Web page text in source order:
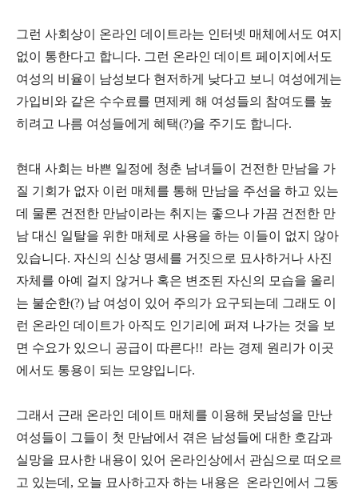
그런 사회상이 온라인 데이트라는 인터넷 매체에서도 여지
없이 통한다고 합니다. 그런 온라인 데이트 페이지에서도
여성의 비율이 남성보다 현저하게 낮다고 보니 여성에게는
가입비와 같은 수수료를 면제케 해 여성들의 참여도를 높
히려고 나름 여성들에게 혜택(?)을 주기도 합니다.
현대 사회는 바쁜 일정에 청춘 남녀들이 건전한 만남을 가
질 기회가 없자 이런 매체를 통해 만남을 주선을 하고 있는
데 물론 건전한 만남이라는 취지는 좋으나 가끔 건전한 만
남 대신 일탈을 위한 매체로 사용을 하는 이들이 없지 않아
있습니다. 자신의 신상 명세를 거짓으로 묘사하거나 사진
자체를 아예 걸지 않거나 혹은 변조된 자신의 모습을 올리
는 불순한(?) 남 여성이 있어 주의가 요구되는데 그래도 이
런 온라인 데이트가 아직도 인기리에 퍼져 나가는 것을 보
면 수요가 있으니 공급이 따른다!! 라는 경제 원리가 이곳
에서도 통용이 되는 모양입니다.
그래서 근래 온라인 데이트 매체를 이용해 뭇남성을 만난
여성들이 그들이 첫 만남에서 겪은 남성들에 대한 호감과
실망을 묘사한 내용이 있어 온라인상에서 관심으로 떠오르
고 있는데, 오늘 묘사하고자 하는 내용은 온라인에서 그동